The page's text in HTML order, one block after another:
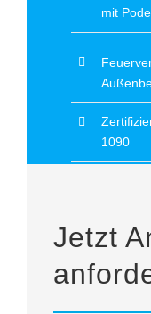
mit
1090
Jetzt